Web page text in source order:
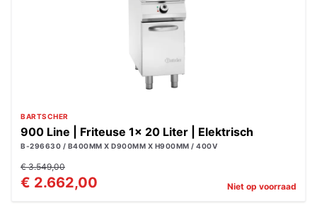
BARTSCHER
900 Line | Friteuse 1x 20 Liter | Elektrisch
B-296630 / B400MM X D900MM X H900MM / 400V
€ 3.549,00
€ 2.662,00 Niet op voorraad